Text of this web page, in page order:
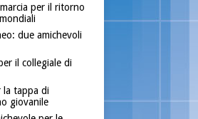
per il ritorno
due amichevoli
il collegiale di
la tappa di
giovanile